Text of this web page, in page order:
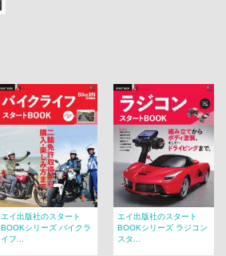
エイ出版社のスタート
BOOKシリーズ バイクラ
イフ...
エイ出版社のスタート
BOOKシリーズ ラジコン
スタ...